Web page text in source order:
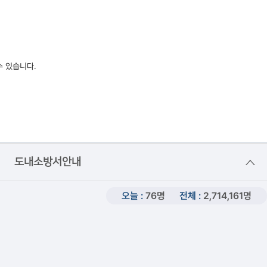
있습니다.
도내소방서안내
오늘 : 76명 전체 : 2,714,161명